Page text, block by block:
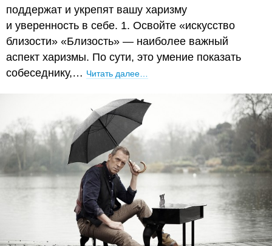
поддержат и укрепят вашу харизму
и уверенность в себе. 1. Освойте «искусство
близости» «Близость» — наиболее важный
аспект харизмы. По сути, это умение показать
собеседнику,… Читать далее…